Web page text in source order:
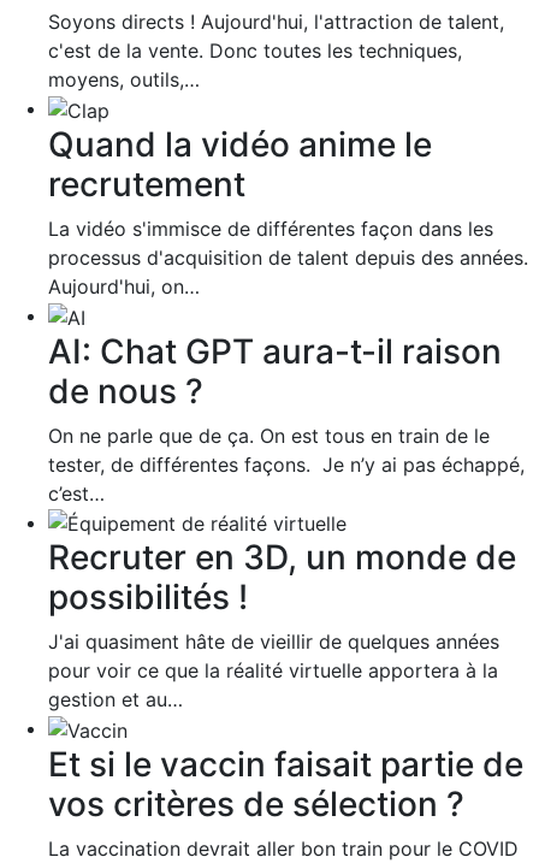
Soyons directs ! Aujourd'hui, l'attraction de talent,
c'est de la vente. Donc toutes les techniques,
moyens, outils,…
Quand la vidéo anime le
recrutement
La vidéo s'immisce de différentes façon dans les
processus d'acquisition de talent depuis des années.
Aujourd'hui, on…
AI: Chat GPT aura-t-il raison
de nous ?
On ne parle que de ça. On est tous en train de le
tester, de différentes façons. Je n’y ai pas échappé,
c’est…
Recruter en 3D, un monde de
possibilités !
J'ai quasiment hâte de vieillir de quelques années
pour voir ce que la réalité virtuelle apportera à la
gestion et au…
Et si le vaccin faisait partie de
vos critères de sélection ?
La vaccination devrait aller bon train pour le COVID